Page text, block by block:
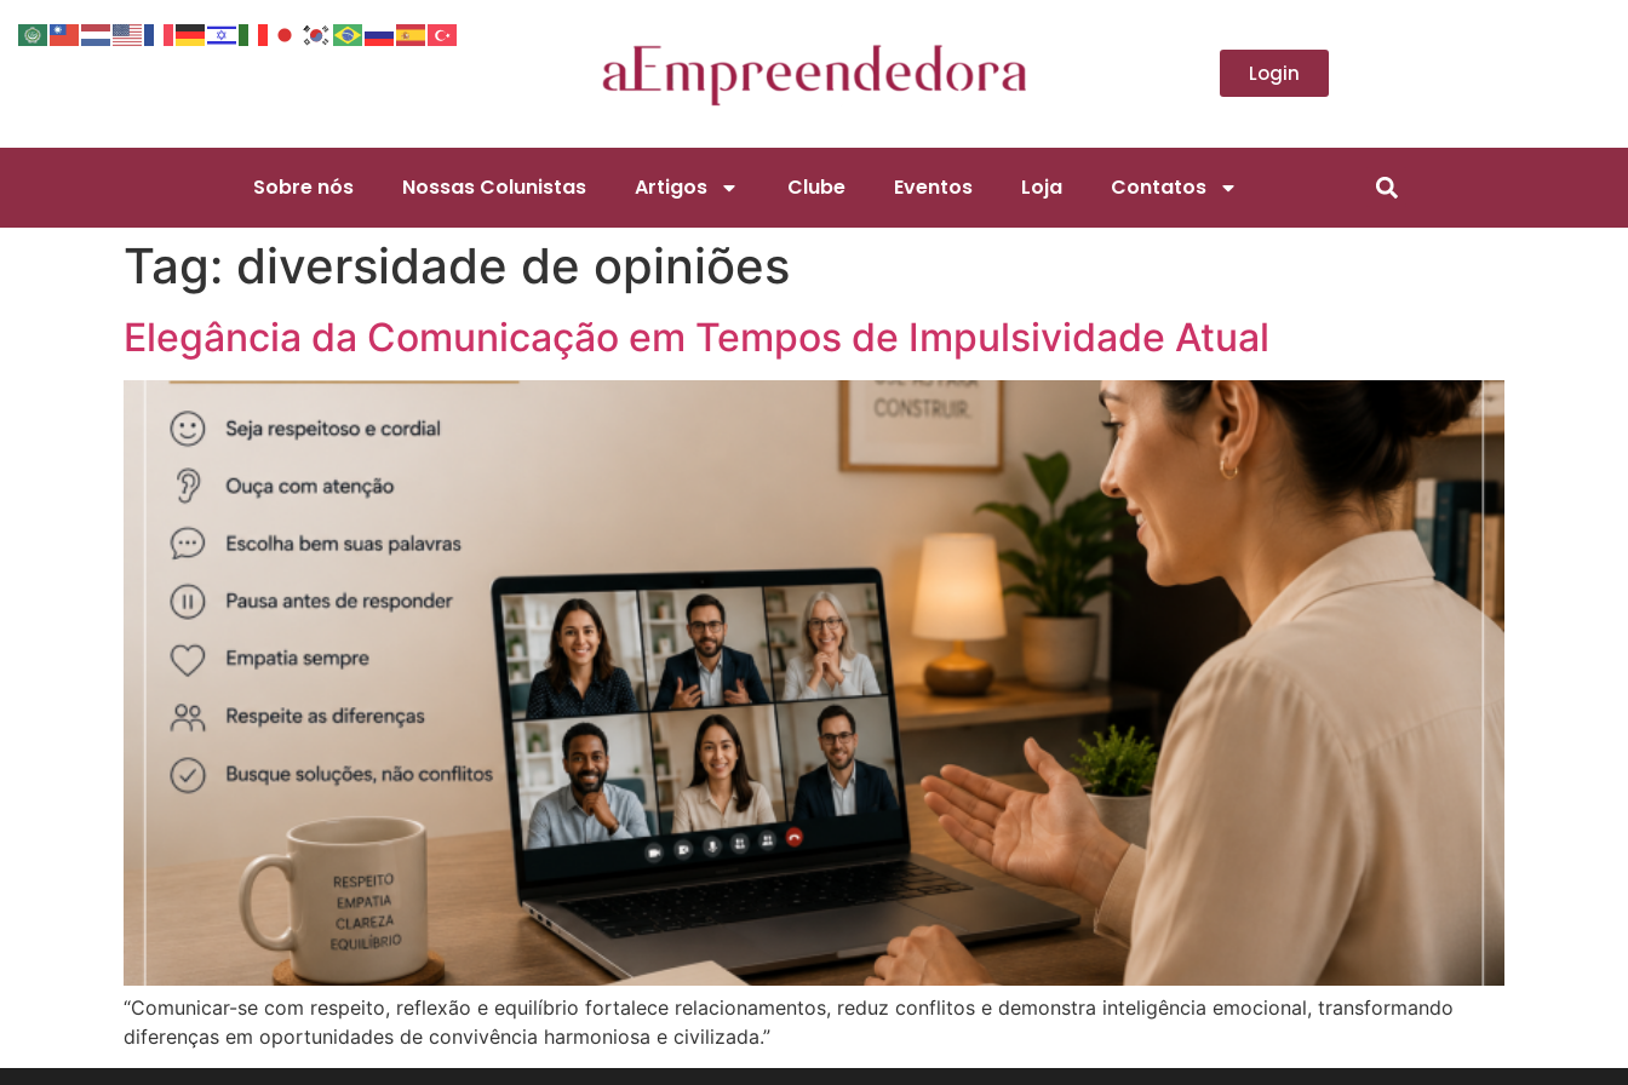
Login
Sobre nós Nossas Colunistas Artigos Clube Eventos Loja Contatos
Tag: diversidade de opiniões
Elegância da Comunicação em Tempos de Impulsividade Atual
“Comunicar-se com respeito, reflexão e equilíbrio fortalece relacionamentos, reduz conflitos e demonstra inteligência emocional, transformando
diferenças em oportunidades de convivência harmoniosa e civilizada.”